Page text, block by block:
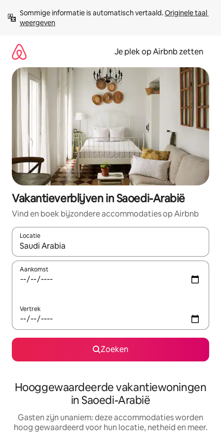
direct
naar
Sommige informatie is automatisch vertaald. Originele taal
weergeven
Je plek op Airbnb zetten
Vakantieverblijven in Saoedi-Arabië
Vind en boek bijzondere accommodaties op Airbnb
Locatie
Wanneer er resultaten beschikbaar zijn, maak je een keuze
Aankomst
Vertrek
Zoeken
Hooggewaardeerde vakantiewoningen
in Saoedi-Arabië
Gasten zijn unaniem: deze accommodaties worden
hoog gewaardeerd voor hun locatie, netheid en meer.